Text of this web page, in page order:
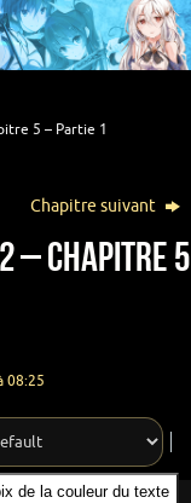
5 – Partie 1
Chapitre suivant
– Chapitre 5
08:25
Choix de la couleur du texte